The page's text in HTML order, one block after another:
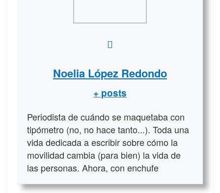
Noelia López Redondo
+ posts
Periodista de cuándo se maquetaba con
tipómetro (no, no hace tanto...). Toda una
vida dedicada a escribir sobre cómo la
movilidad cambia (para bien) la vida de
las personas. Ahora, con enchufe